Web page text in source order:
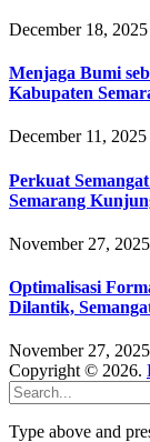
December 18, 2025
Menjaga Bumi
Kabupaten
December 11, 2025
Perkuat
Semarang
November 27, 2025
Optimalisasi
Dilantik,
November 27, 2025
Copyright © 2026.
Type above and